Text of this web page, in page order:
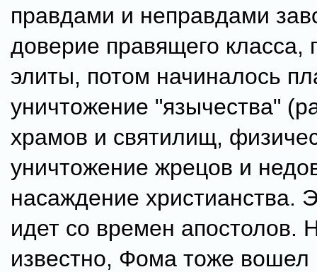
правдами и неправдами
доверие правящего класса,
элиты, потом начиналось
уничтожение "язычества"
храмов и святилищ,
уничтожение жрецов и
насаждение христианства.
идет со времен апостолов.
известно, Фома тоже вошел